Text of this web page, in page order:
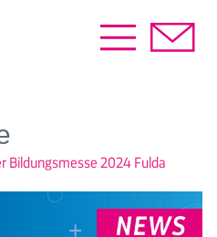
Bildungsmesse 2024 Fulda